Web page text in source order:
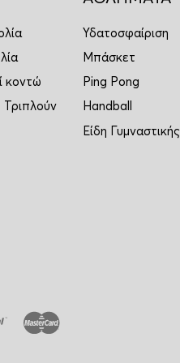
κοντώ
Υδατοσφαίριση
Μπάσκετ
Ping Pong
Handball
Είδη Γυμναστικής